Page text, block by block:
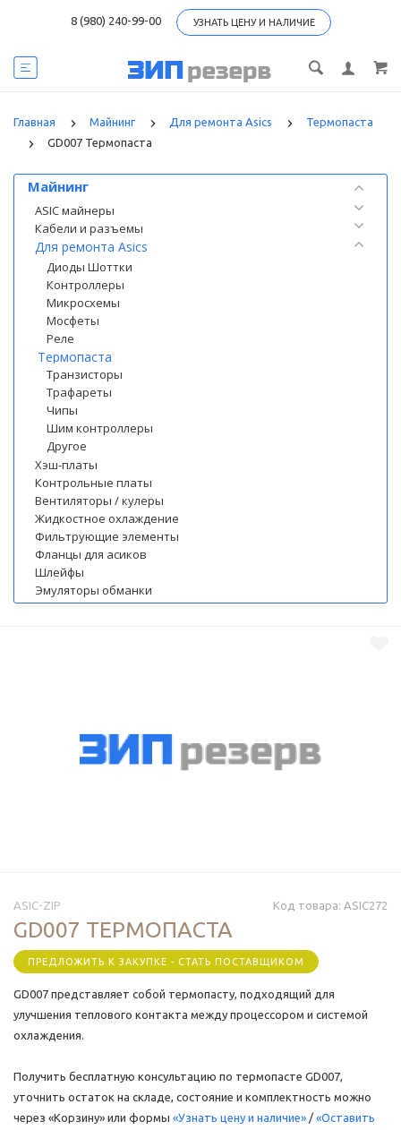
8 (980) 240-99-00 УЗНАТЬ ЦЕНУ И НАЛИЧИЕ
Главная Майнинг Для ремонта Asics
Термопаста
GD007 Термопаста
Майнинг
ASIC майнеры
Кабели и разъемы
Для ремонта Asics
Диоды Шоттки
Контроллеры
Микросхемы
Мосфеты
Реле
Термопаста
Транзисторы
Трафареты
Чипы
Шим контроллеры
Другое
Хэш-платы
Контрольные платы
Вентиляторы / кулеры
Жидкостное охлаждение
Фильтрующие элементы
Фланцы для асиков
Шлейфы
Эмуляторы обманки
Код товара: ASIC272
ASIC-ZIP
GD007 ТЕРМОПАСТА
ПРЕДЛОЖИТЬ К ЗАКУПКЕ - СТАТЬ ПОСТАВЩИКОМ
GD007 представляет собой термопасту, подходящий для
улучшения теплового контакта между процессором и системой
охлаждения.
Получить бесплатную консультацию по термопасте GD007,
уточнить остаток на складе, состояние и комплектность можно
через «Корзину» или формы «Узнать цену и наличие» / «Оставить